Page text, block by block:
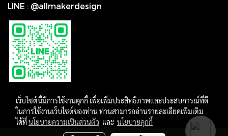
LINE : @allmakerdesign
เว็บไซต์นี้มีการใช้งานคุกกี้ เพื่อเพิ่มประสิทธิภาพและประสบการณ์ที่ดี
ในการใช้งานเว็บไซต์ของท่าน ท่านสามารถอ่านรายละเอียดเพิ่มเติม
ได้ที่นโยบายความเป็นส่วนตัว และ นโยบายคุกกี้